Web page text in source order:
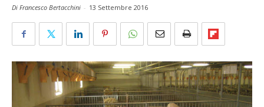
Di Francesco Bertacchini - 13 Settembre 2016